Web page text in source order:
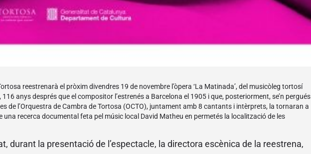
reestrenarà el pròxim divendres 19 de novembre l’òpera ‘La Matinada’, del musicòleg tortosí
116 anys després que el compositor l’estrenés a Barcelona el 1905 i que, posteriorment, se’n pergués
de l’Orquestra de Cambra de Tortosa (OCTO), juntament amb 8 cantants i intèrprets, la tornaran a
una recerca documental feta pel músic local David Matheu en permetés la localització de les
durant la presentació de l’espectacle, la directora escènica de la reestrena,